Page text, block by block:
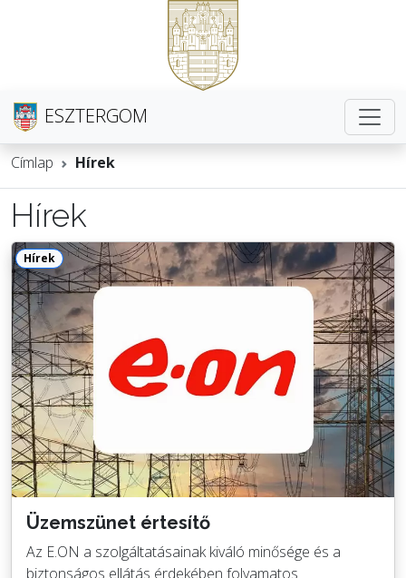
ESZTERGOM
Címlap Hírek
Hírek
Hírek
Üzemszünet értesítő
Az E.ON a szolgáltatásainak kiváló minősége és a
biztonságos ellátás érdekében folyamatos